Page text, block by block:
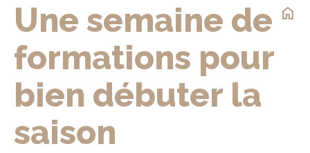
home
Une semaine de
formations pour
bien débuter la
saison